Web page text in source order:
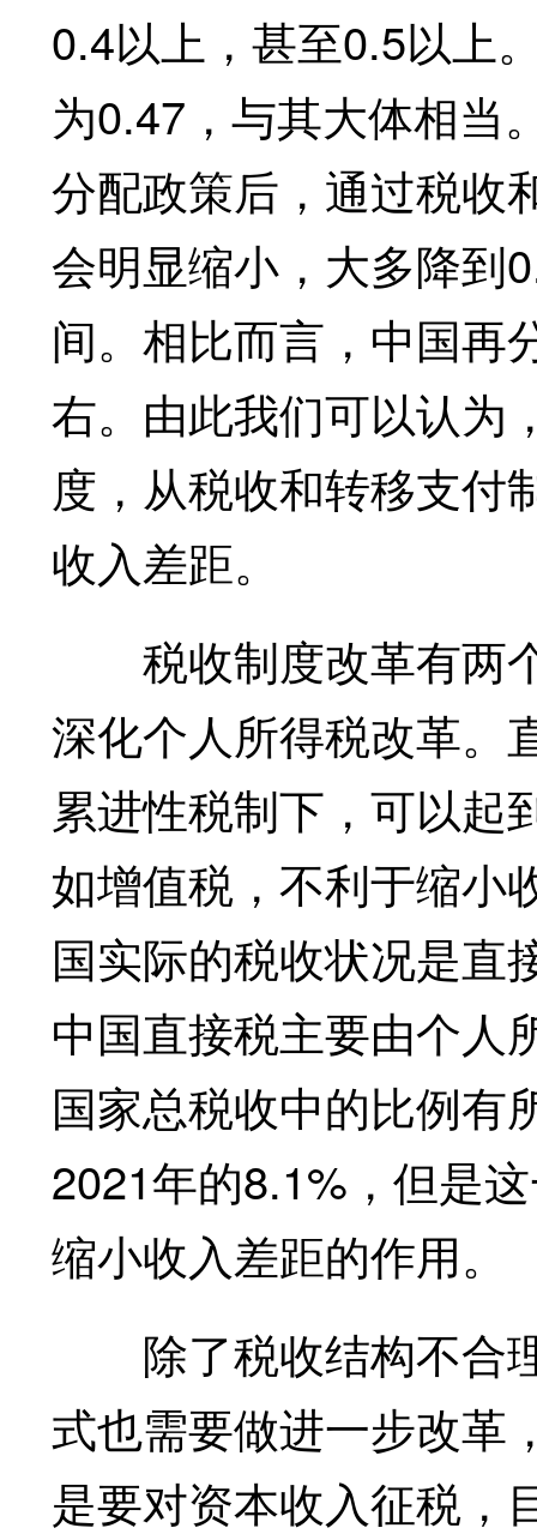
0.4以上，甚至0.5以上
为0.47，与其大体相当
分配政策后，通过税收
会明显缩小，大多降到
间。相比而言，中国再
右。由此我们可以认为
度，从税收和转移支付
收入差距。
税收制度改革有两
深化个人所得税改革。
累进性税制下，可以起
如增值税，不利于缩小
国实际的税收状况是直
中国直接税主要由个人
国家总税收中的比例有
2021年的8.1%，但是
缩小收入差距的作用。
除了税收结构不合
式也需要做进一步改革
是要对资本收入征税，